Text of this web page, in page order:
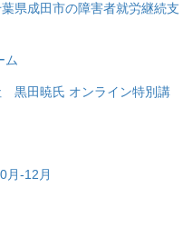
県成田市の障害者就労継続支
ム
黒田暁氏 オンライン特別講
月-12月